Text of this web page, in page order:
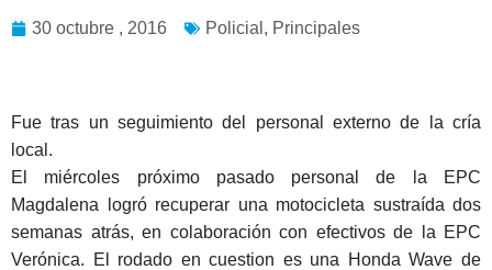
30 octubre , 2016 Policial , Principales
Fue tras un seguimiento del personal externo de la cría
local.
El miércoles próximo pasado personal de la EPC
Magdalena logró recuperar una motocicleta sustraída dos
semanas atrás, en colaboración con efectivos de la EPC
Verónica. El rodado en cuestion es una Honda Wave de